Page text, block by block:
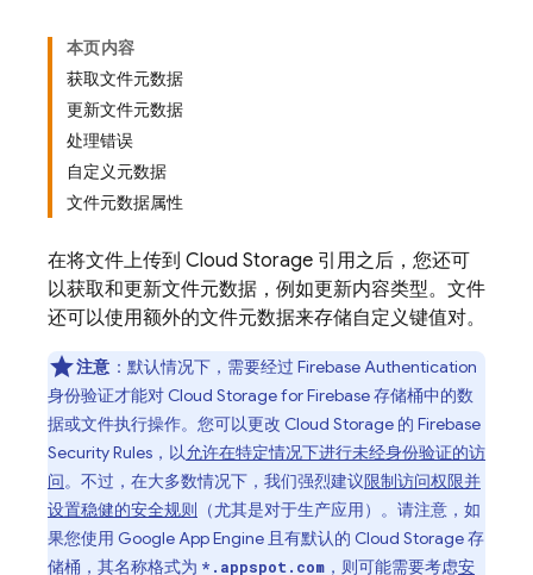
本页内容
获取文件元数据
更新文件元数据
处理错误
自定义元数据
文件元数据属性
在将文件上传到 Cloud Storage 引用之后，您还可
以获取和更新文件元数据，例如更新内容类型。文件
还可以使用额外的文件元数据来存储自定义键值对。
注意 ：默认情况下，需要经过 Firebase Authentication
身份验证才能对 Cloud Storage for Firebase存储桶中的数
据或文件执行操作。您可以更改 Cloud Storage 的 Firebase
Security Rules ，以允许在特定情况下进行未经身份验证的访
问。不过，在大多数情况下，我们强烈建议限制访问权限并
设置稳健的安全规则 （尤其是对于生产应用）。请注意，如
果您使用 GoogleApp Engine 且有默认的 Cloud Storage存
储桶，其名称格式为 *.appspot.com ，则可能需要考虑安